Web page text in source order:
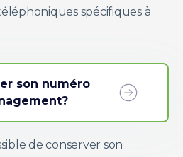
spécifiques à
son numéro
de conserver son